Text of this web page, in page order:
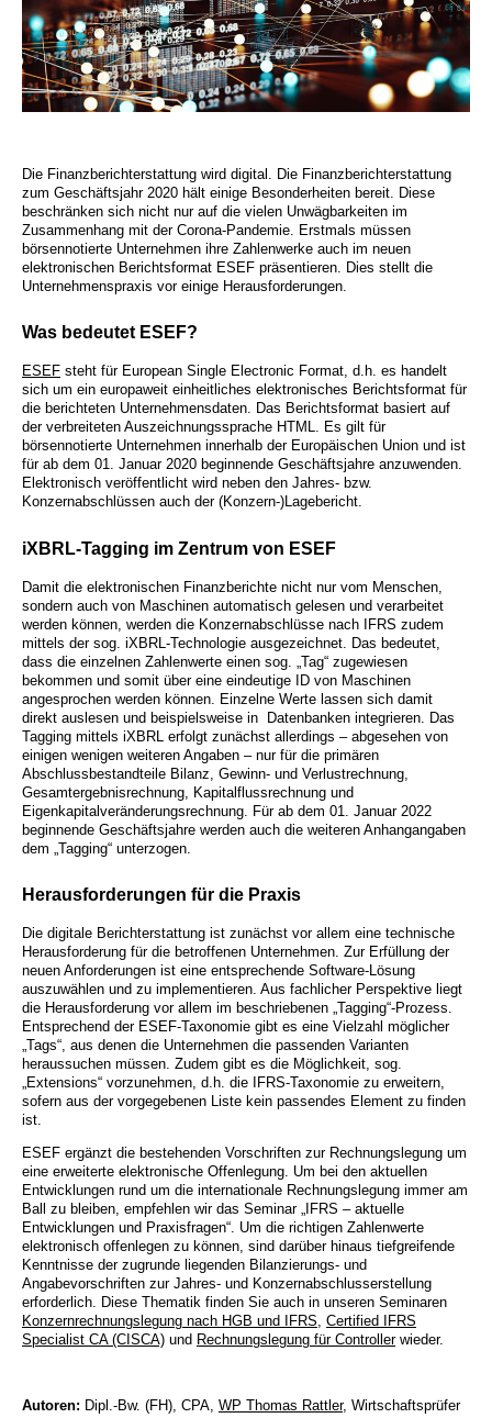
Die Finanzberichterstattung wird digital. Die Finanzberichterstattung
zum Geschäftsjahr 2020 hält einige Besonderheiten bereit. Diese
beschränken sich nicht nur auf die vielen Unwägbarkeiten im
Zusammenhang mit der Corona-Pandemie. Erstmals müssen
börsennotierte Unternehmen ihre Zahlenwerke auch im neuen
elektronischen Berichtsformat ESEF präsentieren. Dies stellt die
Unternehmenspraxis vor einige Herausforderungen.
Was bedeutet ESEF?
ESEF steht für European Single Electronic Format, d.h. es handelt
sich um ein europaweit einheitliches elektronisches Berichtsformat für
die berichteten Unternehmensdaten. Das Berichtsformat basiert auf
der verbreiteten Auszeichnungssprache HTML. Es gilt für
börsennotierte Unternehmen innerhalb der Europäischen Union und ist
für ab dem 01. Januar 2020 beginnende Geschäftsjahre anzuwenden.
Elektronisch veröffentlicht wird neben den Jahres- bzw.
Konzernabschlüssen auch der (Konzern-)Lagebericht.
iXBRL-Tagging im Zentrum von ESEF
Damit die elektronischen Finanzberichte nicht nur vom Menschen,
sondern auch von Maschinen automatisch gelesen und verarbeitet
werden können, werden die Konzernabschlüsse nach IFRS zudem
mittels der sog. iXBRL-Technologie ausgezeichnet. Das bedeutet,
dass die einzelnen Zahlenwerte einen sog. „Tag“ zugewiesen
bekommen und somit über eine eindeutige ID von Maschinen
angesprochen werden können. Einzelne Werte lassen sich damit
direkt auslesen und beispielsweise in Datenbanken integrieren. Das
Tagging mittels iXBRL erfolgt zunächst allerdings – abgesehen von
einigen wenigen weiteren Angaben – nur für die primären
Abschlussbestandteile Bilanz, Gewinn- und Verlustrechnung,
Gesamtergebnisrechnung, Kapitalflussrechnung und
Eigenkapitalveränderungsrechnung. Für ab dem 01. Januar 2022
beginnende Geschäftsjahre werden auch die weiteren Anhangangaben
dem „Tagging“ unterzogen.
Herausforderungen für die Praxis
Die digitale Berichterstattung ist zunächst vor allem eine technische
Herausforderung für die betroffenen Unternehmen. Zur Erfüllung der
neuen Anforderungen ist eine entsprechende Software-Lösung
auszuwählen und zu implementieren. Aus fachlicher Perspektive liegt
die Herausforderung vor allem im beschriebenen „Tagging“-Prozess.
Entsprechend der ESEF-Taxonomie gibt es eine Vielzahl möglicher
„Tags“, aus denen die Unternehmen die passenden Varianten
heraussuchen müssen. Zudem gibt es die Möglichkeit, sog.
„Extensions“ vorzunehmen, d.h. die IFRS-Taxonomie zu erweitern,
sofern aus der vorgegebenen Liste kein passendes Element zu finden
ist.
ESEF ergänzt die bestehenden Vorschriften zur Rechnungslegung um
eine erweiterte elektronische Offenlegung. Um bei den aktuellen
Entwicklungen rund um die internationale Rechnungslegung immer am
Ball zu bleiben, empfehlen wir das Seminar „IFRS – aktuelle
Entwicklungen und Praxisfragen“. Um die richtigen Zahlenwerte
elektronisch offenlegen zu können, sind darüber hinaus tiefgreifende
Kenntnisse der zugrunde liegenden Bilanzierungs- und
Angabevorschriften zur Jahres- und Konzernabschlusserstellung
erforderlich. Diese Thematik finden Sie auch in unseren Seminaren
Konzernrechnungslegung nach HGB und IFRS Certified IFRS
Specialist CA (CISCA) und Rechnungslegung für Controllerwieder.
Autoren: Dipl.-Bw. (FH), CPA, WP Thomas Rattler, Wirtschaftsprüfer